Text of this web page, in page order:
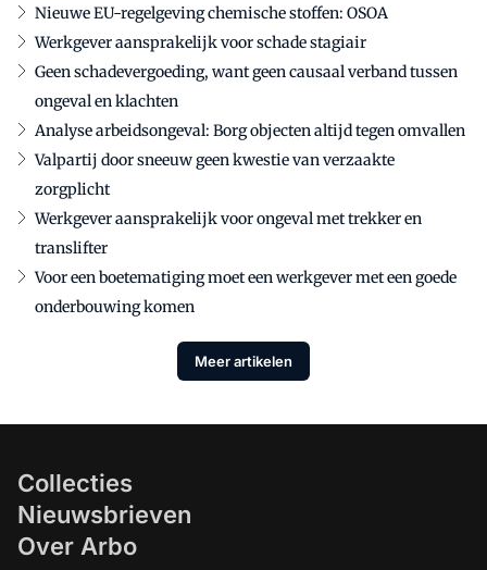
Nieuwe EU-regelgeving chemische stoffen: OSOA
Werkgever aansprakelijk voor schade stagiair
Geen schadevergoeding, want geen causaal verband tussen
ongeval en klachten
Analyse arbeidsongeval: Borg objecten altijd tegen omvallen
Valpartij door sneeuw geen kwestie van verzaakte
zorgplicht
Werkgever aansprakelijk voor ongeval met trekker en
translifter
Voor een boetematiging moet een werkgever met een goede
onderbouwing komen
Meer artikelen
Collecties
Nieuwsbrieven
Over Arbo